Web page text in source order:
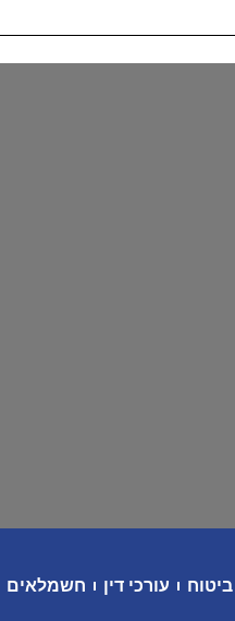
ביטוח עורכי דין חשמלאים